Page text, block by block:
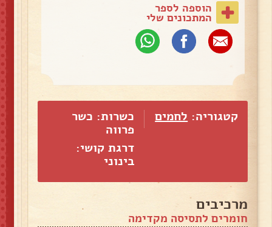
הוספה לספר
המתכונים שלי
קטגוריה: לחמים
כשרות: כשר
פרווה
דרגת קושי:
בינוני
מרכיבים
חומרים לתסיסה מקדימה